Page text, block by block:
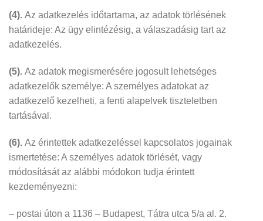
(4). Az adatkezelés időtartama, az adatok törlésének
határideje: Az ügy elintézésig, a válaszadásig tart az
adatkezelés.
(5). Az adatok megismerésére jogosult lehetséges
adatkezelők személye: A személyes adatokat az
adatkezelő kezelheti, a fenti alapelvek tiszteletben
tartásával.
(6). Az érintettek adatkezeléssel kapcsolatos jogainak
ismertetése: A személyes adatok törlését, vagy
módosítását az alábbi módokon tudja érintett
kezdeményezni:
– postai úton a 1136 – Budapest, Tátra utca 5/a al. 2.